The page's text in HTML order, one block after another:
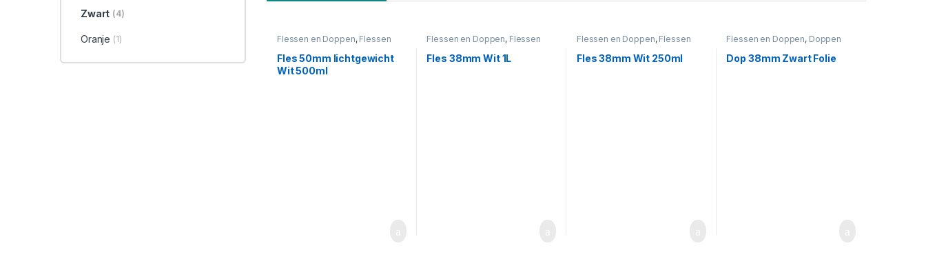
Flessen en Doppen, Flessen
50mm lichtgewicht
Fles 50mm lichtgewicht
Wit 500ml
Flessen en Doppen, Flessen
Fles 38mm Wit 1L
Flessen en Doppen, Flessen
Fles 38mm Wit 250ml
Flessen en Doppen, Doppen
Dop 38mm Zwart Folie
Zwart (4)
Oranje (1)